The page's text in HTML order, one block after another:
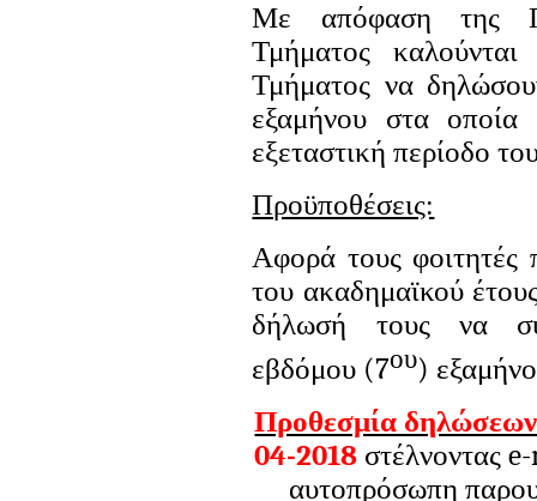
Με απόφαση της
Τμήματος
Τμήματος να
εξαμήνου στα οποία
εξεταστική περίοδο
Προϋποθέσεις:
Αφορά τους φοιτητές
του ακαδημαϊκού
δήλωσή τους να
εβδόμου (7ου)
Προθεσμία
04-2018 στέλνονταςe-
αυτοπρόσωπη